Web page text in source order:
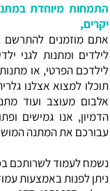
התמחות מיוחדת
יקרים,
אתם מוזמנים להתרשם
לילדים ומתנות לגני
לילדכם הפרטי, או
תוכלו למצוא אצלנו
אלבום מעוצב ועוד
הדמיון, אנו גמישים
עבורכם את המתנה
נשמח לעמוד לשרותכם
ניתן לפנות באמצעות